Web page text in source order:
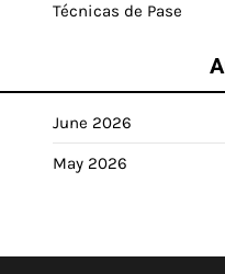
Técnicas de Pase
June 2026
May 2026